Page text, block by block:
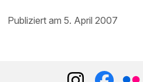
publiziert am 5. April 2007